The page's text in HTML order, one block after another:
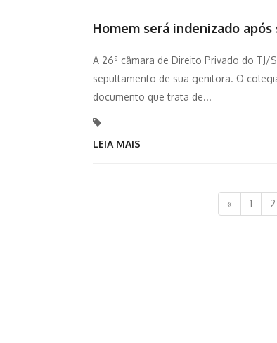
Homem será indenizado
A 26ª câmara de Direito Privado do
sepultamento de sua genitora. O
documento que trata de...
LEIA MAIS
« 1 2